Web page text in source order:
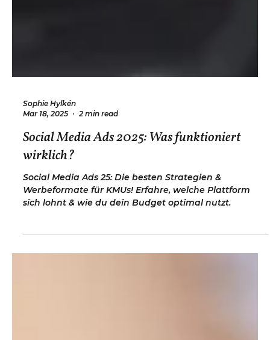
Sophie Hylkén
Mar 18, 2025
2 min read
Social Media Ads 2025: Was funktioniert
wirklich?
Social Media Ads 25: Die besten Strategien &